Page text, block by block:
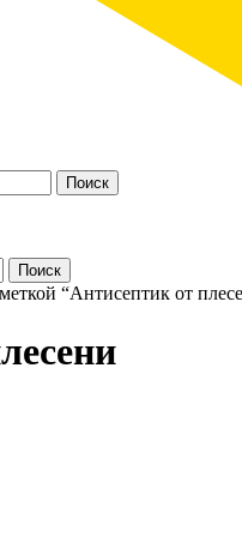
Поиск
Поиск
“Антисептик от